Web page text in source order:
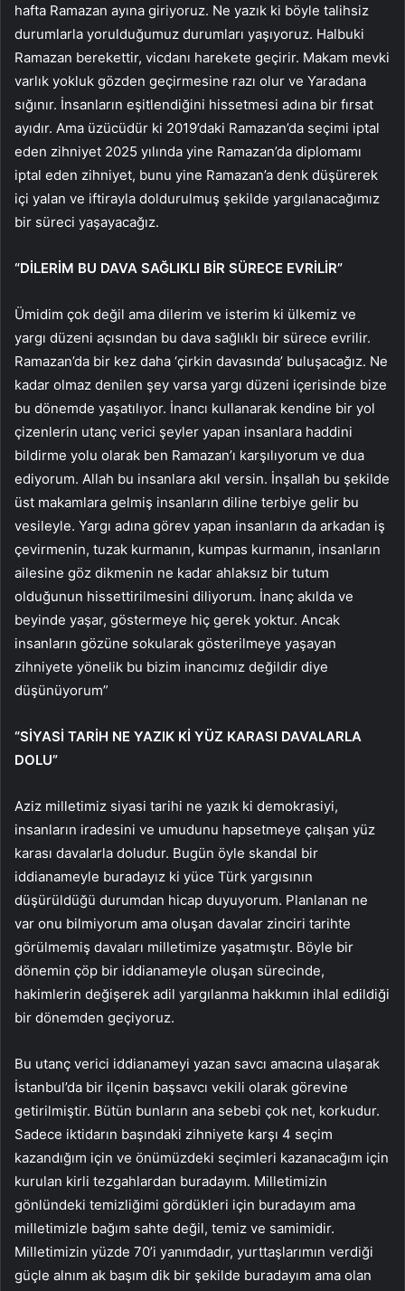
hafta Ramazan ayına giriyoruz. Ne yazık ki böyle talihsiz
durumlarla yorulduğumuz durumları yaşıyoruz. Halbuki
Ramazan berekettir, vicdanı harekete geçirir. Makam mevki
varlık yokluk gözden geçirmesine razı olur ve Yaradana
sığınır. İnsanların eşitlendiğini hissetmesi adına bir fırsat
ayıdır. Ama üzücüdür ki 2019’daki Ramazan’da seçimi iptal
eden zihniyet 2025 yılında yine Ramazan’da diplomamı
iptal eden zihniyet, bunu yine Ramazan’a denk düşürerek
içi yalan ve iftirayla doldurulmuş şekilde yargılanacağımız
bir süreci yaşayacağız.
“DİLERİM BU DAVA SAĞLIKLI BİR SÜRECE EVRİLİR”
Ümidim çok değil ama dilerim ve isterim ki ülkemiz ve
yargı düzeni açısından bu dava sağlıklı bir sürece evrilir.
Ramazan’da bir kez daha ‘çirkin davasında’ buluşacağız. Ne
kadar olmaz denilen şey varsa yargı düzeni içerisinde bize
bu dönemde yaşatılıyor. İnancı kullanarak kendine bir yol
çizenlerin utanç verici şeyler yapan insanlara haddini
bildirme yolu olarak ben Ramazan’ı karşılıyorum ve dua
ediyorum. Allah bu insanlara akıl versin. İnşallah bu şekilde
üst makamlara gelmiş insanların diline terbiye gelir bu
vesileyle. Yargı adına görev yapan insanların da arkadan iş
çevirmenin, tuzak kurmanın, kumpas kurmanın, insanların
ailesine göz dikmenin ne kadar ahlaksız bir tutum
olduğunun hissettirilmesini diliyorum. İnanç akılda ve
beyinde yaşar, göstermeye hiç gerek yoktur. Ancak
insanların gözüne sokularak gösterilmeye yaşayan
zihniyete yönelik bu bizim inancımız değildir diye
düşünüyorum”
“SİYASİ TARİH NE YAZIK Kİ YÜZ KARASI DAVALARLA
DOLU”
Aziz milletimiz siyasi tarihi ne yazık ki demokrasiyi,
insanların iradesini ve umudunu hapsetmeye çalışan yüz
karası davalarla doludur. Bugün öyle skandal bir
iddianameyle buradayız ki yüce Türk yargısının
düşürüldüğü durumdan hicap duyuyorum. Planlanan ne
var onu bilmiyorum ama oluşan davalar zinciri tarihte
görülmemiş davaları milletimize yaşatmıştır. Böyle bir
dönemin çöp bir iddianameyle oluşan sürecinde,
hakimlerin değişerek adil yargılanma hakkımın ihlal edildiği
bir dönemden geçiyoruz.
Bu utanç verici iddianameyi yazan savcı amacına ulaşarak
İstanbul’da bir ilçenin başsavcı vekili olarak görevine
getirilmiştir. Bütün bunların ana sebebi çok net, korkudur.
Sadece iktidarın başındaki zihniyete karşı 4 seçim
kazandığım için ve önümüzdeki seçimleri kazanacağım için
kurulan kirli tezgahlardan buradayım. Milletimizin
gönlündeki temizliğimi gördükleri için buradayım ama
milletimizle bağım sahte değil, temiz ve samimidir.
Milletimizin yüzde 70’i yanımdadır, yurttaşlarımın verdiği
güçle alnım ak başım dik bir şekilde buradayım ama olan